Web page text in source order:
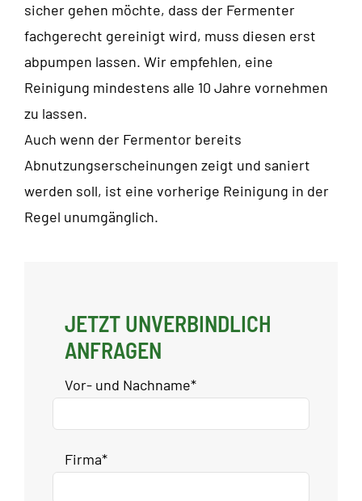
sicher gehen möchte, dass der Fermenter
fachgerecht gereinigt wird, muss diesen erst
abpumpen lassen. Wir empfehlen, eine
Reinigung mindestens alle 10 Jahre vornehmen
zu lassen.
Auch wenn der Fermentor bereits
Abnutzungserscheinungen zeigt und saniert
werden soll, ist eine vorherige Reinigung in der
Regel unumgänglich.
JETZT UNVERBINDLICH
ANFRAGEN
Vor- und Nachname*
Firma*